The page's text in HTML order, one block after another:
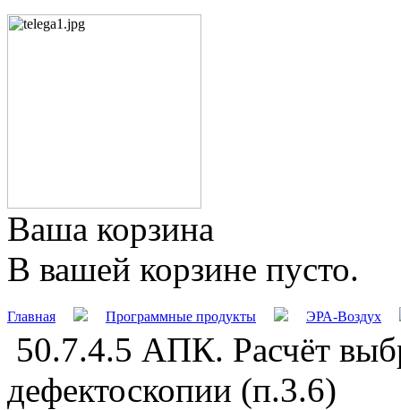
Ваша корзина
В вашей корзине пусто.
Главная Программные продукты ЭРА-Воздух
50.7.4.5 АПК. Расчёт
дефектоскопии (п.3.6)